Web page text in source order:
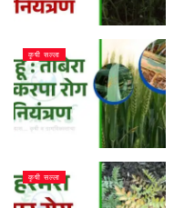
कृषी सल्ला
कृषी सल्ला